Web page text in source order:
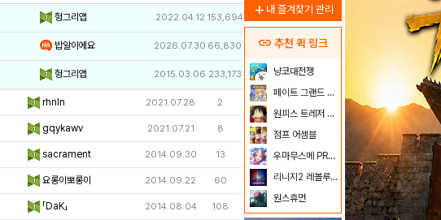
헝그리앱 2022.04.12 153,694
밥알이에요 2026.07.30 66,830
헝그리앱 2015.03.06 233,173
rhnln 2021.07.28 2
gqykawv 2021.07.21 8
sacrament 2014.09.30 13
요롱이뽀롱이 2014.09.22 60
「DaK」 2014.08.04 108
add 내 즐겨찾기 관리
link 추천 퀵 링크
냥코대전쟁
페이트 그랜드 오더
원피스 트레저 크루즈
점프 어셈블
우마무스메 PRETTY DERBY
리니지2 레볼루션
원스휴먼